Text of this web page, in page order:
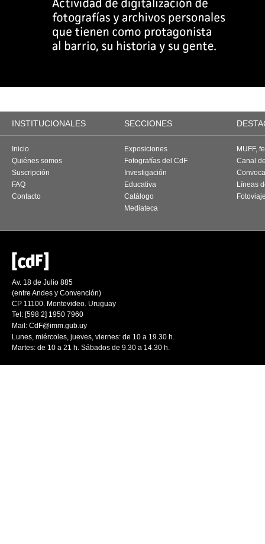
INSTITUCIONALES SECCIONES
Inicio
Quiénes somos
Suscripción
FAQ
Contacto
Exposiciones
Fotografías del CdF
Investigación
Educativa
Catálogo
Mediateca
MUFF,
Canal
Líneas
Av. 18 de Julio 885
(entre Andes y Convención)
CP 11100. Montevideo. Uruguay
Tel: [598 2] 1950 7960
Mail: CdF@imm.gub.uy
Lunes, miércoles, jueves, viernes: de 10 a 19.30 h.
Martes: de 10 a 21 h. Sábados de 9.30 a 14.30 h.